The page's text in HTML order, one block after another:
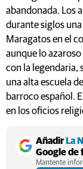
abandonada. Los
durante siglos
Maragatos en el
aunque lo
con la legendaria,
una alta escuela
barroco español.
en los oficios
AñadirLa
Google de
Mantente